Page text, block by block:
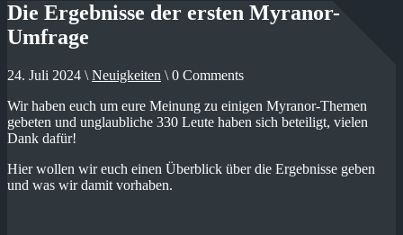
Die Ergebnisse der ersten Myranor-
Umfrage
24. Juli 2024 \ Neuigkeiten \ 0 Comments
Wir haben euch um eure Meinung zu einigen Myranor-Themen
gebeten und unglaubliche 330 Leute haben sich beteiligt, vielen
Dank dafür!
Hier wollen wir euch einen Überblick über die Ergebnisse geben
und was wir damit vorhaben.